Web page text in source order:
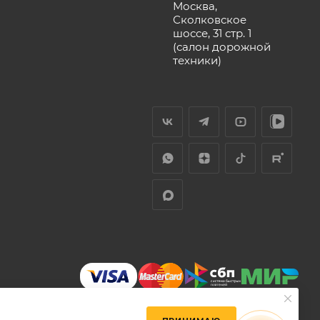
Москва,
Сколковское
шоссе, 31 стр. 1
(салон дорожной
техники)